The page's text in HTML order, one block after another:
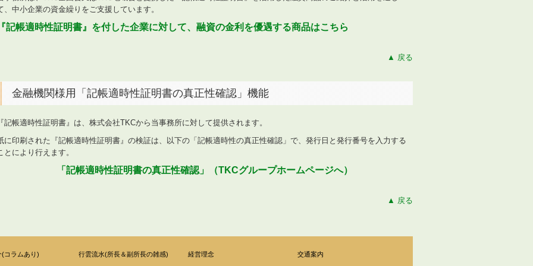
、中小企業の資金繰りをご支援しています。
『記帳適時性証明書』を付した企業に対して、 融資の金利を優遇する商品はこちら
▲ 戻る
金融機関様用「記帳適時性証明書の真正性確認」機能
『記帳適時性証明書 』 は、株式会社TKCから当事務所に対して提供されます。
に印刷された『記帳適時性証明書 』 の検証は、以下の「記帳適時性の真正性確認」 で、発行日と発行番号を入力する
とにより行えます。
「記帳適時性証明書の真正性確認」（TKCグループホームページへ）
▲ 戻る
(コラムあり) 行雲流水(所長＆副所長の雑感) 経営理念 交通案内